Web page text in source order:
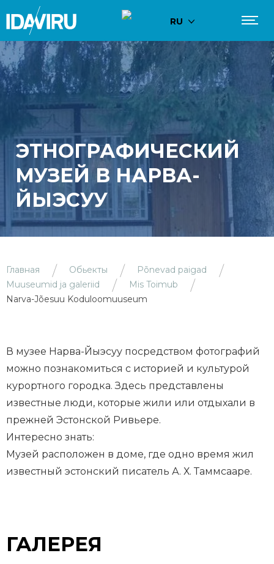
RU
ЭТНОГРАФИЧЕСКИЙ
МУЗЕЙ В НАРВА-
ЙЫЭСУУ
Главная Обьекты
Põnevad paigad
Muuseumid ja galeriid
Mis Toimub
Narva-Jõesuu Koduloomuuseum
В музее Нарва-Йыэсуу посредством фотографий
можно познакомиться с историей и культурой
курортного городка. Здесь представлены
известные люди, которые жили или отдыхали в
прежней Эстонской Ривьере.
Интересно знать:
Музей расположен в доме, где одно время жил
известный эстонский писатель А. Х. Таммсааре.
ГАЛЕРЕЯ